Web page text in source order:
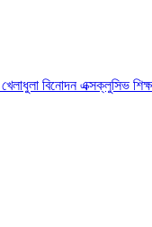
খেলাধুলা বিনোদনএক্সক্লুসিভ